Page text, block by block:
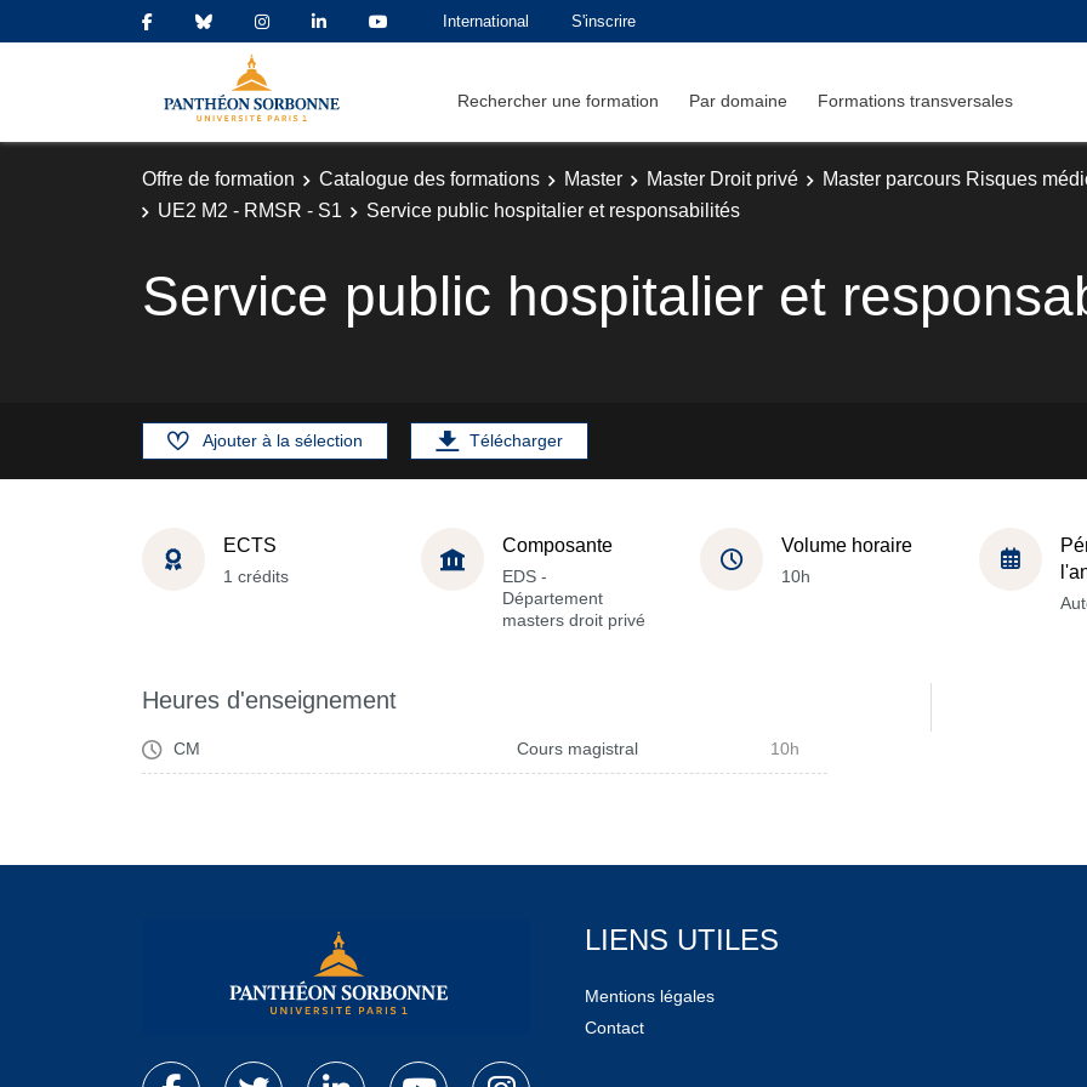
International S'inscrire
Rechercher une formation Par domaine Formations transversales
Offre de formation Catalogue des formations Master Master Droit privé
Master parcours Risques
UE2 M2 - RMSR - S1
Service public hospitalier et responsabilités
Service public hospitalier et
Ajouter à la sélection Télécharger
ECTS
1 crédits
Composante
EDS -
Département
masters droit privé
Volume horaire
10h
Heures d'enseignement
CM Cours magistral 10h
LIENS UTILES
Mentions légales
Contact